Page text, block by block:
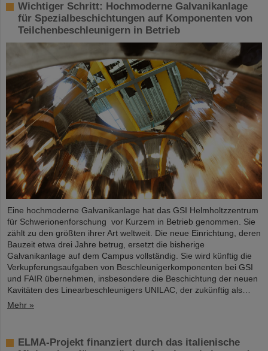
Wichtiger Schritt: Hochmoderne Galvanikanlage
für Spezialbeschichtungen auf Komponenten von
Teilchenbeschleunigern in Betrieb
Eine hochmoderne Galvanikanlage hat das GSI Helmholtzzentrum
für Schwerionenforschung vor Kurzem in Betrieb genommen. Sie
zählt zu den größten ihrer Art weltweit. Die neue Einrichtung, deren
Bauzeit etwa drei Jahre betrug, ersetzt die bisherige
Galvanikanlage auf dem Campus vollständig. Sie wird künftig die
Verkupferungsaufgaben von Beschleunigerkomponenten bei GSI
und FAIR übernehmen, insbesondere die Beschichtung der neuen
Kavitäten des Linearbeschleunigers UNILAC, der zukünftig als…
Mehr »
ELMA-Projekt finanziert durch das italienische